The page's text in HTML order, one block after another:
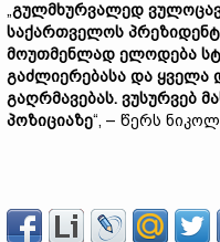
„გულმხურვალედ
საქართველოს
მოუთმენლად ელოდება
გაძლიერებასა და ყველა
გაღრმავებას. ვუსურვებ
პოზიციაზე“, – წერს